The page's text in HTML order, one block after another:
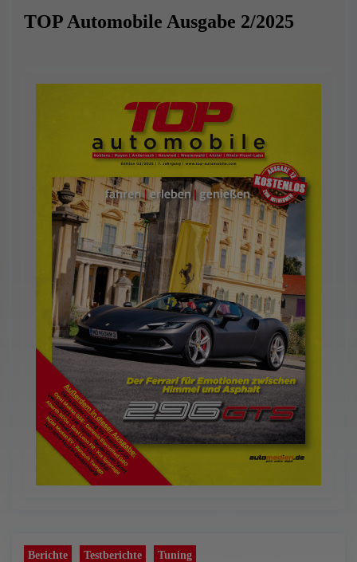
TOP Automobile Ausgabe 2/2025
Berichte Testberichte Tuning